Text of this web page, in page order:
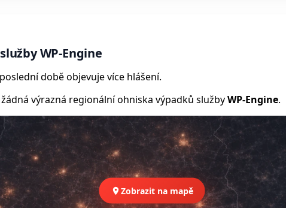
WP-Engine
době objevuje více hlášení.
výrazná regionální ohniska výpadků službyWP-Engine.
Zobrazit na mapě